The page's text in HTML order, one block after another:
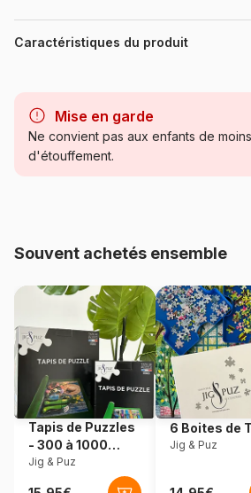
Caractéristiques du produit
Catégorie
Puzzles
Provenance Allemagne
EAN
Nombre de pièces 2000
Dimensions 68 x 97
Matière primaire
Mise en garde
Ne convient pas aux enfants de
d'étouffement.
Souvent achetés ensemble
Tapis de Puzzles
- 300 à 1000
pièces
Jig & Puz
6 Boites de
Jig & Puz